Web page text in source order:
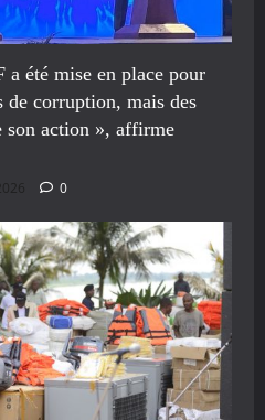
a été mise en place pour
de corruption, mais des
son action », affirme
0